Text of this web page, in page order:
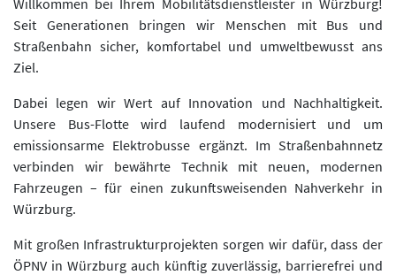
Willkommen bei Ihrem Mobilitätsdienstleister in Würzburg!
Seit Generationen bringen wir Menschen mit Bus und
Straßenbahn sicher, komfortabel und umweltbewusst ans
Ziel.
Dabei legen wir Wert auf Innovation und Nachhaltigkeit.
Unsere Bus-Flotte wird laufend modernisiert und um
emissionsarme Elektrobusse ergänzt. Im Straßenbahnnetz
verbinden wir bewährte Technik mit neuen, modernen
Fahrzeugen – für einen zukunftsweisenden Nahverkehr in
Würzburg.
Mit großen Infrastrukturprojekten sorgen wir dafür, dass der
ÖPNV in Würzburg auch künftig zuverlässig, barrierefrei und